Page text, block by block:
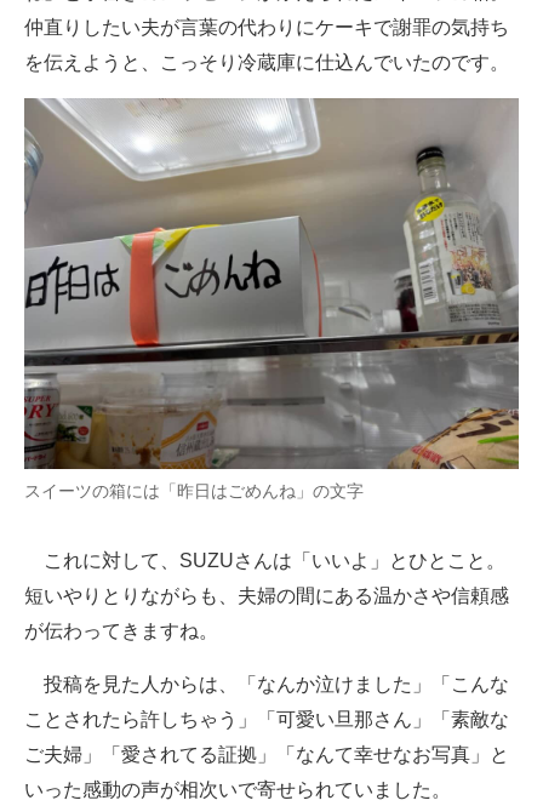
仲直りしたい夫が言葉の代わりにケーキで謝罪の気持ち
を伝えようと、こっそり冷蔵庫に仕込んでいたのです。
スイーツの箱には「昨日はごめんね」の文字
これに対して、SUZUさんは「いいよ」とひとこと。
短いやりとりながらも、夫婦の間にある温かさや信頼感
が伝わってきますね。
投稿を見た人からは、「なんか泣けました」「こんな
ことされたら許しちゃう」「可愛い旦那さん」「素敵な
ご夫婦」「愛されてる証拠」「なんて幸せなお写真」と
いった感動の声が相次いで寄せられていました。